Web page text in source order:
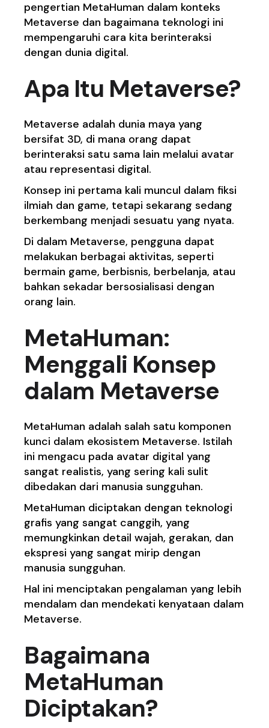
pengertian MetaHuman dalam konteks
Metaverse dan bagaimana teknologi ini
mempengaruhi cara kita berinteraksi
dengan dunia digital.
Apa Itu Metaverse?
Metaverse adalah dunia maya yang
bersifat 3D, di mana orang dapat
berinteraksi satu sama lain melalui avatar
atau representasi digital.
Konsep ini pertama kali muncul dalam fiksi
ilmiah dan game, tetapi sekarang sedang
berkembang menjadi sesuatu yang nyata.
Di dalam Metaverse, pengguna dapat
melakukan berbagai aktivitas, seperti
bermain game, berbisnis, berbelanja, atau
bahkan sekadar bersosialisasi dengan
orang lain.
MetaHuman:
Menggali Konsep
dalam Metaverse
MetaHuman adalah salah satu komponen
kunci dalam ekosistem Metaverse. Istilah
ini mengacu pada avatar digital yang
sangat realistis, yang sering kali sulit
dibedakan dari manusia sungguhan.
MetaHuman diciptakan dengan teknologi
grafis yang sangat canggih, yang
memungkinkan detail wajah, gerakan, dan
ekspresi yang sangat mirip dengan
manusia sungguhan.
Hal ini menciptakan pengalaman yang lebih
mendalam dan mendekati kenyataan dalam
Metaverse.
Bagaimana
MetaHuman
Diciptakan?